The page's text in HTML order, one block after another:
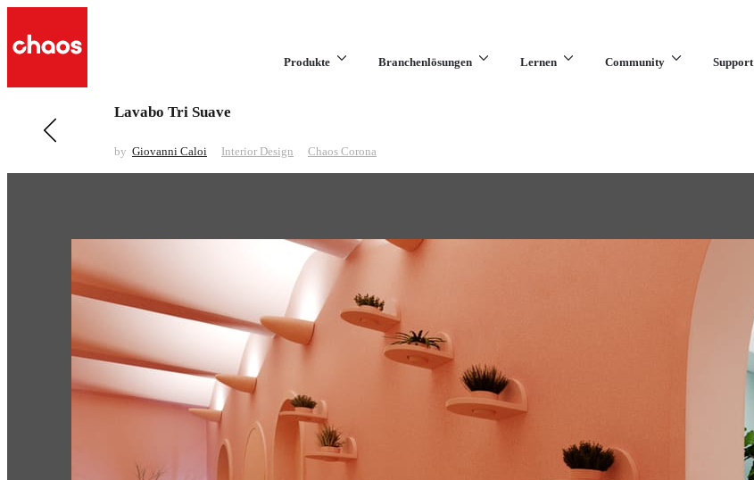
Produkte Branchenlösungen Lernen Community Support
Previous in Interior Design
Lavabo Tri Suave
by Giovanni Caloi Interior Design Chaos Corona